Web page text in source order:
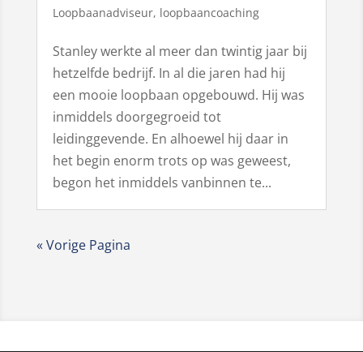
Loopbaanadviseur, loopbaancoaching
Stanley werkte al meer dan twintig jaar bij
hetzelfde bedrijf. In al die jaren had hij
een mooie loopbaan opgebouwd. Hij was
inmiddels doorgegroeid tot
leidinggevende. En alhoewel hij daar in
het begin enorm trots op was geweest,
begon het inmiddels vanbinnen te...
« Vorige Pagina